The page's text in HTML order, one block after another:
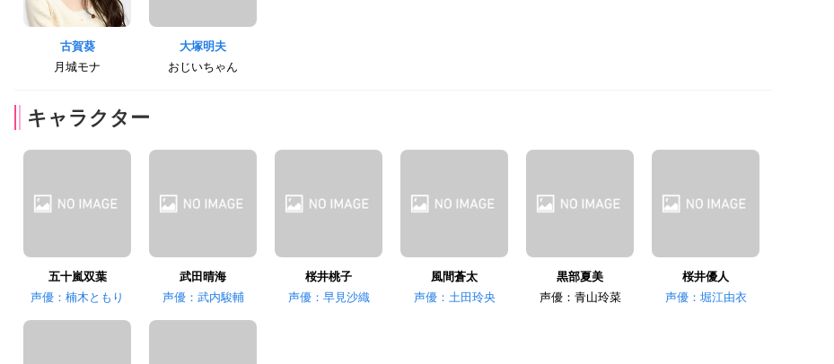
古賀葵
月城モナ
大塚明夫
おじいちゃん
キャラクター
五十嵐双葉
声優：楠木ともり
武田晴海
声優：武内駿輔
桜井桃子
声優：早見沙織
風間蒼太
声優：土田玲央
黒部夏美
声優：青山玲菜
桜井優人
声優：堀江由衣